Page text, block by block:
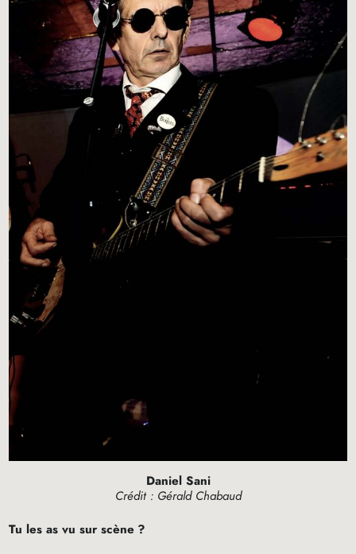
Daniel Sani
Crédit : Gérald Chabaud
Tu les as vu sur scène ?